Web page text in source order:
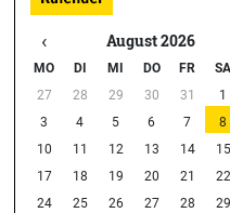
‹ August 2026
MO DI MI DO FR SA
27
28 29 30 31 1
3
4 5 6 7 8
10
11 12 13 14 15
17
18 19 20 21 22
24
25 26 27 28 29